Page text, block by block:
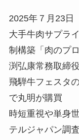
2025年７月23日
大手牛肉サプラ
制構築「肉のプ
渕弘康常務取締
飛騨牛フェスタ
で丸明が購買
時短重視や単身
テルジャパン調査